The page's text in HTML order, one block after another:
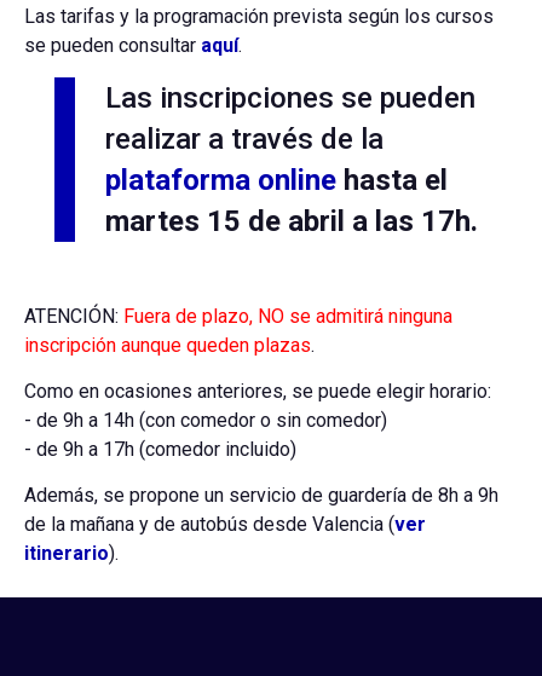
Las tarifas y la programación prevista según los cursos
se pueden consultar aquí.
Las inscripciones se pueden
realizar a través de la
plataforma online hasta el
martes 15 de abril a las 17h.
ATENCIÓN: Fuera de plazo, NO se admitirá ninguna
inscripción aunque queden plazas.
Como en ocasiones anteriores, se puede elegir horario:
- de 9h a 14h (con comedor o sin comedor)
- de 9h a 17h (comedor incluido)
Además, se propone un servicio de guardería de 8h a 9h
de la mañana y de autobús desde Valencia (ver
itinerario).